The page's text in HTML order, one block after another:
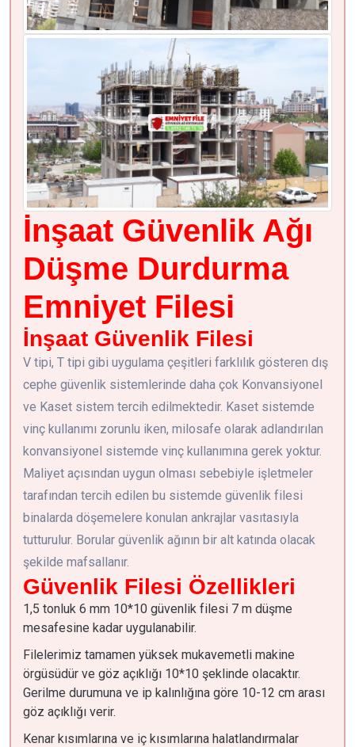
İnşaat Güvenlik Ağı
Düşme Durdurma
Emniyet Filesi
İnşaat Güvenlik Filesi
V tipi, T tipi gibi uygulama çeşitleri farklılık gösteren dış
cephe güvenlik sistemlerinde daha çok Konvansiyonel
ve Kaset sistem tercih edilmektedir. Kaset sistemde
vinç kullanımı zorunlu iken, milosafe olarak adlandırılan
konvansiyonel sistemde vinç kullanımına gerek yoktur.
Maliyet açısından uygun olması sebebiyle işletmeler
tarafından tercih edilen bu sistemde güvenlik filesi
binalarda döşemelere konulan ankrajlar vasıtasıyla
tutturulur. Borular güvenlik ağının bir alt katında olacak
şekilde mafsallanır.
Güvenlik Filesi Özellikleri
1,5 tonluk 6 mm 10*10 güvenlik filesi 7 m düşme
mesafesine kadar uygulanabilir.
Filelerimiz tamamen yüksek mukavemetli makine
örgüsüdür ve göz açıklığı 10*10 şeklinde olacaktır.
Gerilme durumuna ve ip kalınlığına göre 10-12 cm arası
göz açıklığı verir.
Kenar kısımlarına ve iç kısımlarına halatlandırmalar